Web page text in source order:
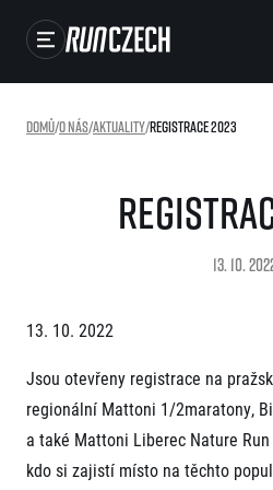
RunCzech Store
Běžecká liga
O běžecké lize
Jak to funguje
Výsledky běžecké ligy
SuperHalfs
projekt SuperHalfs
EuroHeroes
Domů/O nás/Aktuality/Registrace 2023
13. 10.
13. 10. 2022
Jsou otevřeny registrace na
regionální Mattoni 1/2maratony,
a také Mattoni Liberec Nature
kdo si zajistí místo na těchto